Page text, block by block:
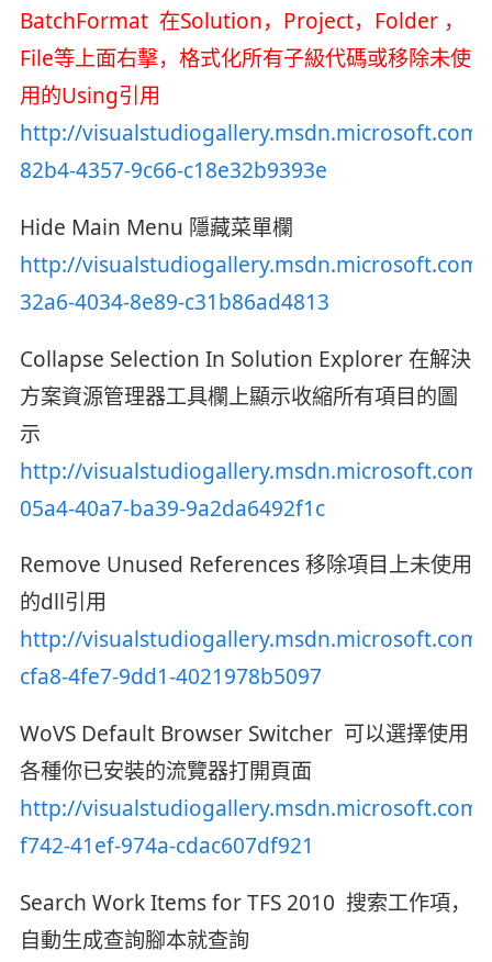
BatchFormat 在Solution，Project，Folder ，
File等上面右擊，格式化所有子級代碼或移除未使
用的Using引用
http://visualstudiogallery.msdn.microsoft.com/
82b4-4357-9c66-c18e32b9393e
Hide Main Menu 隱藏菜單欄
http://
32a6-4034-8e89-c31b86ad4813
Collapse Selection In Solution Explorer 在解決
方案資源管理器工具欄上顯示收縮所有項目的圖
示
http://visualstudiogallery.msdn.microsoft.com/
05a4-40a7-ba39-9a2da6492f1c
Remove Unused References 移除項目上未使用
的dll引用
http://visualstudiogallery.msdn.microsoft.com/
cfa8-4fe7-9dd1-4021978b5097
WoVS Default Browser Switcher 可以選擇使用
各種你已安裝的流覽器打開頁面
http://visualstudiogallery.msdn.microsoft.com/
f742-41ef-974a-cdac607df921
Search Work Items for TFS 2010 搜索工作項，
自動生成查詢腳本就查詢